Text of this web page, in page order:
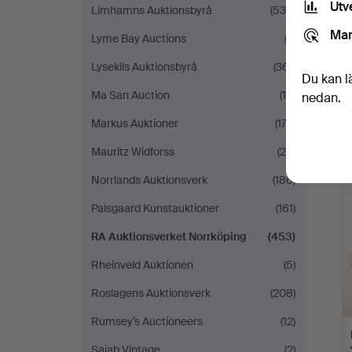
Limhamns Auktionsbyrå
(535)
Lyme Bay Auctions
(3)
Lysekils Auktionsbyrå
(361)
Ma San Auction
(14)
Markus Auktioner
(173)
Mauritz Widforss
(26)
Norrlands Auktionsverk
(186)
Palsgaard Kunstauktioner
(161)
RA Auktionsverket Norrköping
(453)
Rheinveld Auktionen
(5)
Roslagens Auktionsverk
(208)
Rumsey’s Auctioneers
(12)
Du kan
nedan.